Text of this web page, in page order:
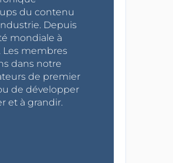
du contenu
Depuis
mondiale à
Les membres
dans notre
de premier
de développer
et à grandir.